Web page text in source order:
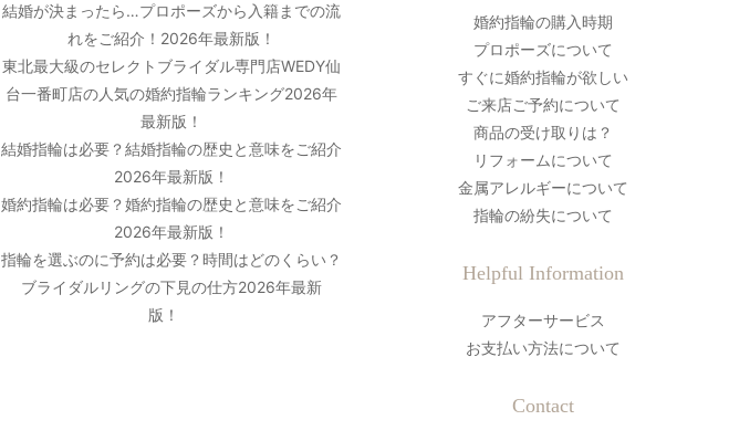
結婚が決まったら…プロポーズから入籍までの流
れをご紹介！2026年最新版！
東北最大級のセレクトブライダル専門店WEDY仙
台一番町店の人気の婚約指輪ランキング2026年
最新版！
結婚指輪は必要？結婚指輪の歴史と意味をご紹介
2026年最新版！
婚約指輪は必要？婚約指輪の歴史と意味をご紹介
2026年最新版！
指輪を選ぶのに予約は必要？時間はどのくらい？
ブライダルリングの下見の仕方2026年最新
版！
婚約指輪の購入時期
プロポーズについて
すぐに婚約指輪が欲しい
ご来店ご予約について
商品の受け取りは？
リフォームについて
金属アレルギーについて
指輪の紛失について
Helpful Information
アフターサービス
お支払い方法について
Contact